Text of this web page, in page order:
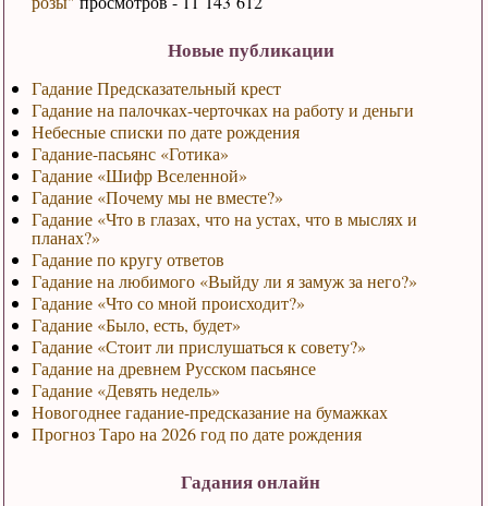
Новые публикации
Гадание Предсказательный крест
Гадание на палочках-черточках на работу и деньги
Небесные списки по дате рождения
Гадание-пасьянс «Готика»
Гадание «Шифр Вселенной»
Гадание «Почему мы не вместе?»
Гадание «Что в глазах, что на устах, что в мыслях и
планах?»
Гадание по кругу ответов
Гадание на любимого «Выйду ли я замуж за него?»
Гадание «Что со мной происходит?»
Гадание «Было, есть, будет»
Гадание «Стоит ли прислушаться к совету?»
Гадание на древнем Русском пасьянсе
Гадание «Девять недель»
Новогоднее гадание-предсказание на бумажках
Прогноз Таро на 2026 год по дате рождения
Гадания онлайн